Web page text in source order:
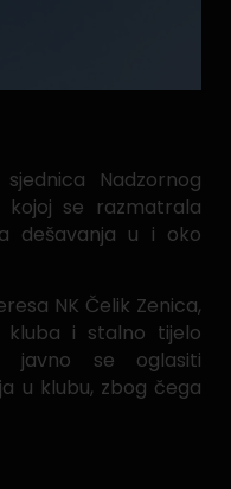
Nadzornog
kojoj se razmatrala
dešavanja u i oko
NK Čelik Zenica,
kluba i stalno tijelo
javno se oglasiti
u klubu, zbog čega